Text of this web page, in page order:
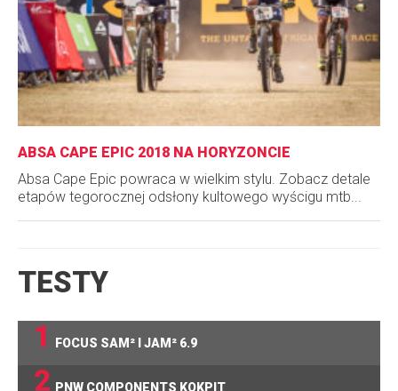
ABSA CAPE EPIC 2018 NA HORYZONCIE
Absa Cape Epic powraca w wielkim stylu. Zobacz detale
etapów tegorocznej odsłony kultowego wyścigu mtb...
TESTY
1
FOCUS SAM² I JAM² 6.9
2 PNW COMPONENTS KOKPIT